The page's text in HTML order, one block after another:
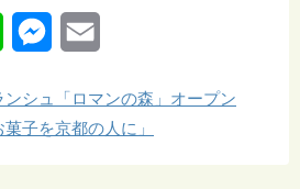
n s a
ンシュ「ロマンの森」オープン
菓子を京都の人に」